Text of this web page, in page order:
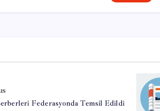
Federasyonda Temsil Edildi